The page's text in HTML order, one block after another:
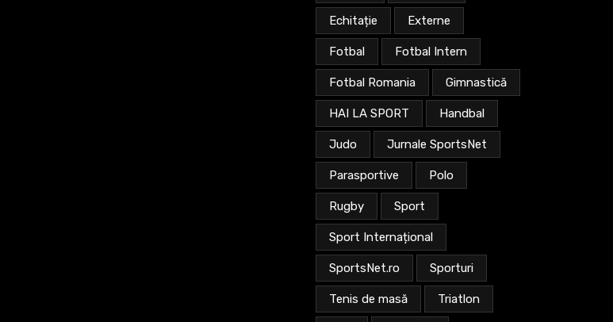
Echitație Externe
Fotbal Fotbal Intern
Fotbal Romania Gimnastică
HAI LA SPORT Handbal
Judo Jurnale SportsNet
Parasportive Polo
Rugby Sport
Sport Internațional
SportsNet.ro Sporturi
Tenis de masă Triatlon